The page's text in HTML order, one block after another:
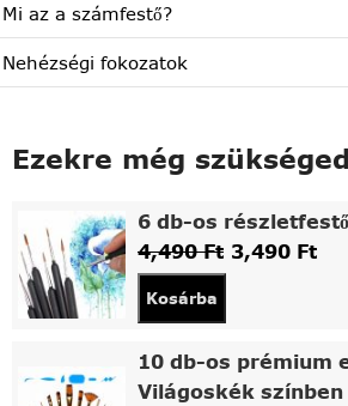
Mi az a számfestő?
Nehézségi fokozatok
Ezekre még
6 db-os
4,490Ft 3,490 Ft
Kosárba
10 db-os prémium
Világoskék színben